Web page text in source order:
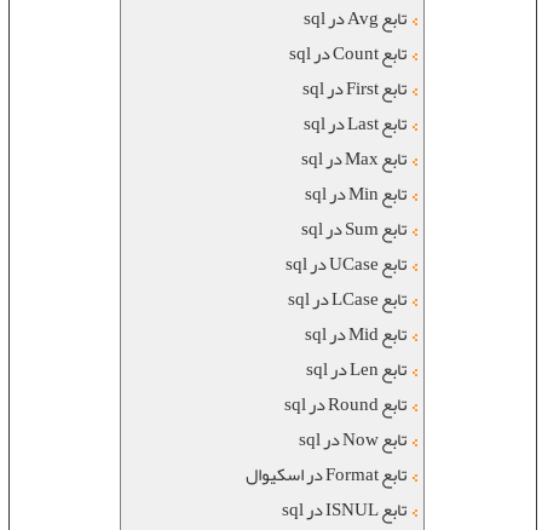
تابع Avg در sql
تابع Count در sql
تابع First در sql
تابع Last در sql
تابع Max در sql
تابع Min در sql
تابع Sum در sql
تابع UCase در sql
تابع LCase در sql
تابع Mid در sql
تابع Len در sql
تابع Round در sql
تابع Now در sql
تابع Format در اسکیوال
تابع ISNUL در sql